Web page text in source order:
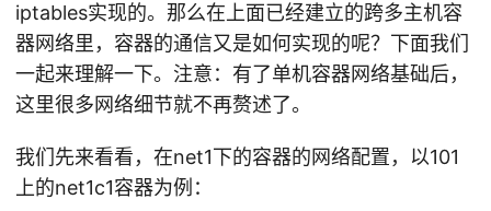
iptables实现的。那么在上面已经建立的跨多主机容
器网络里，容器的通信又是如何实现的呢？下面我们
一起来理解一下。注意：有了单机容器网络基础后，
这里很多网络细节就不再赘述了。
我们先来看看，在net1下的容器的网络配置，以101
上的net1c1容器为例：